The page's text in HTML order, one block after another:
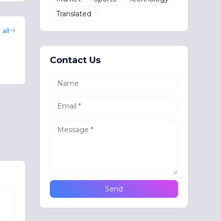
all
Translated
Contact Us